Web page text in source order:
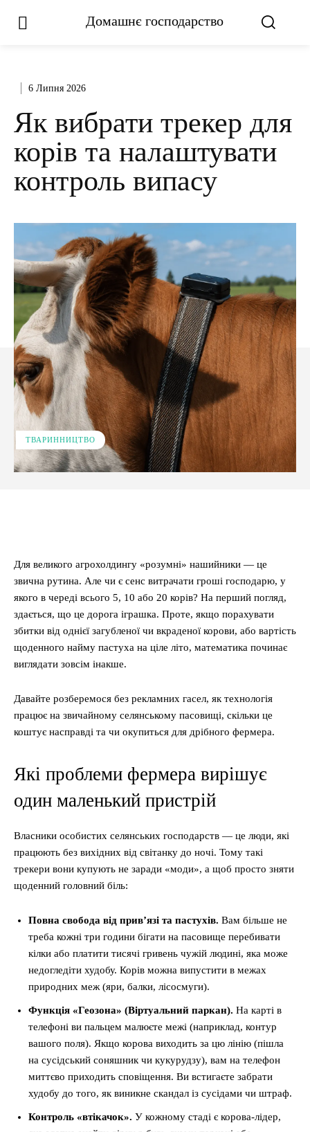
Домашнє господарство
6 Липня 2026
Як вибрати трекер для
корів та налаштувати
контроль випасу
ТВАРИННИЦТВО
Для великого агрохолдингу «розумні» нашийники — це
звична рутина. Але чи є сенс витрачати гроші господарю, у
якого в череді всього 5, 10 або 20 корів? На перший погляд,
здається, що це дорога іграшка. Проте, якщо порахувати
збитки від однієї загубленої чи вкраденої корови, або вартість
щоденного найму пастуха на ціле літо, математика починає
виглядати зовсім інакше.
Давайте розберемося без рекламних гасел, як технологія
працює на звичайному селянському пасовищі, скільки це
коштує насправді та чи окупиться для дрібного фермера.
Які проблеми фермера вирішує
один маленький пристрій
Власники особистих селянських господарств — це люди, які
працюють без вихідних від світанку до ночі. Тому такі
трекери вони купують не заради «моди», а щоб просто зняти
щоденний головний біль:
Повна свобода від прив’язі та пастухів. Вам більше не
треба кожні три години бігати на пасовище перебивати
кілки або платити тисячі гривень чужій людині, яка може
недогледіти худобу. Корів можна випустити в межах
природних меж (яри, балки, лісосмуги).
Функція «Геозона» (Віртуальний паркан). На карті в
телефоні ви пальцем малюєте межі (наприклад, контур
вашого поля). Якщо корова виходить за цю лінію (пішла
на сусідський соняшник чи кукурудзу), вам на телефон
миттєво приходить сповіщення. Ви встигаєте забрати
худобу до того, як виникне скандал із сусідами чи штраф.
Контроль «втікачок». У кожному стаді є корова-лідер,